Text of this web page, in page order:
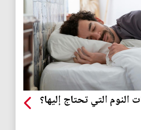
التي تحتاج إليها؟